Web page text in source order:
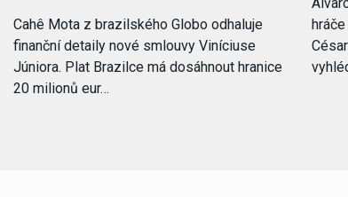
Cahê Mota z brazilského Globo odhaluje
finanční detaily nové smlouvy Viníciuse
Júniora. Plat Brazilce má dosáhnout hranice
20 milionů eur…